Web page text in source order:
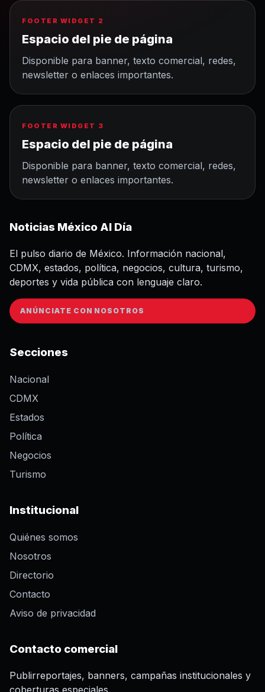
FOOTER WIDGET 2
Espacio del pie de página
Disponible para banner, texto comercial, redes,
newsletter o enlaces importantes.
FOOTER WIDGET 3
Espacio del pie de página
Disponible para banner, texto comercial, redes,
newsletter o enlaces importantes.
Noticias México Al Día
El pulso diario de México. Información nacional,
CDMX, estados, política, negocios, cultura, turismo,
deportes y vida pública con lenguaje claro.
ANÚNCIATE CON NOSOTROS
Secciones
Nacional
CDMX
Estados
Política
Negocios
Turismo
Institucional
Quiénes somos
Nosotros
Directorio
Contacto
Aviso de privacidad
Contacto comercial
Publirreportajes, banners, campañas institucionales y